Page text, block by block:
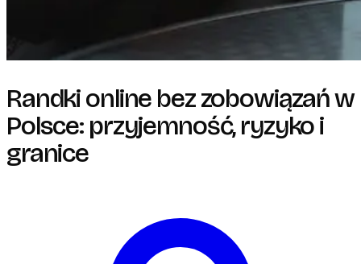
Randki online bez zobowiązań w
Polsce: przyjemność, ryzyko i
granice